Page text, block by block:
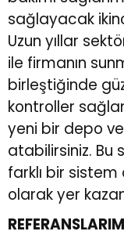
sağlayacak
Uzun yıllar
ile firmanın
birleştiğinde
kontroller
yeni bir depo
atabilirsiniz. Bu
farklı bir
olarak yer